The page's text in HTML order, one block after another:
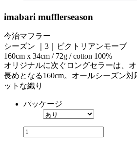
imabari mufflerseason
今治マフラー
シーズン ｜3｜ビクトリアンモーブ
160cm x 34cm / 72g / cotton 100%
オリジナルに次ぐロングセラーは、
長めとなる160cm。オールシーズン
ットな織り
パッケージ